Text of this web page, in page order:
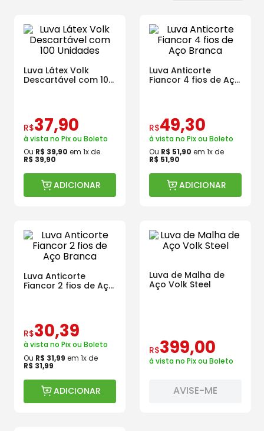
Luva Látex Volk
Descartável com 100
R$37,90
à vista no Pix ou Boleto
Ou R$ 39,90 em 1x de
R$ 39,90
ADICIONAR
Luva Anticorte
Fiancor 4 fios de Aço
R$49,30
à vista no Pix ou Boleto
Ou R$ 51,90 em 1x de
R$ 51,90
ADICIONAR
Luva Anticorte
Fiancor 2 fios de Aço
R$30,39
à vista no Pix ou Boleto
Ou R$ 31,99 em 1x de
R$ 31,99
ADICIONAR
Luva de Malha de
Aço Volk Steel
R$399,00
à vista no Pix ou Boleto
AVISE-ME